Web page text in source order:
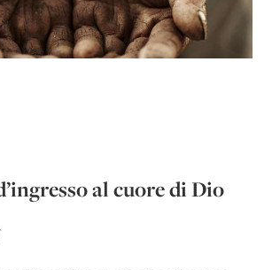
al cuore di Dio